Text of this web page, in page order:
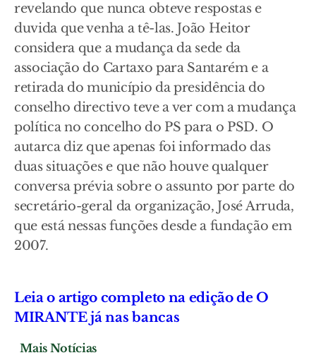
revelando que nunca obteve respostas e
duvida que venha a tê-las. João Heitor
considera que a mudança da sede da
associação do Cartaxo para Santarém e a
retirada do município da presidência do
conselho directivo teve a ver com a mudança
política no concelho do PS para o PSD. O
autarca diz que apenas foi informado das
duas situações e que não houve qualquer
conversa prévia sobre o assunto por parte do
secretário-geral da organização, José Arruda,
que está nessas funções desde a fundação em
2007.
Leia o artigo completo na edição de O
MIRANTE já nas bancas
Mais Notícias